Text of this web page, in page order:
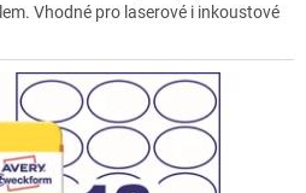
Vhodné pro laserové i inkoustové